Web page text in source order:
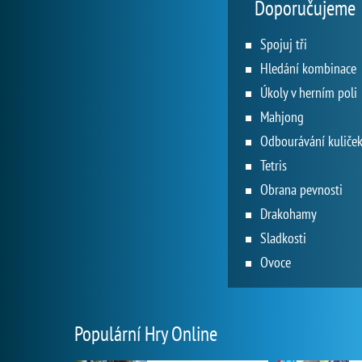
Doporučujeme
Spojuj tři
Hledání kombinace
Úkoly v herním poli
Mahjong
Odbourávání kuliček
Tetris
Obrana pevnosti
Drakohamy
Sladkosti
Ovoce
Populární Hry Online